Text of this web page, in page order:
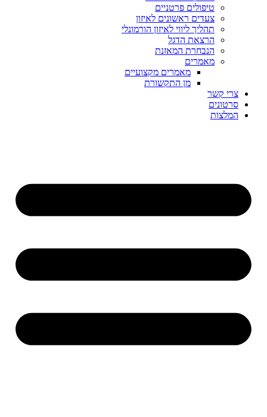
טיפולים פרטניים
צעדים ראשונים לאיזון
תהליך ליווי לאיזון הורמונלי
הרצאת הדגל
הנבחרת המאזנת
מאמרים
מאמרים מקצועיים
מן התקשורת
צרי קשר
סרטונים
המלצות